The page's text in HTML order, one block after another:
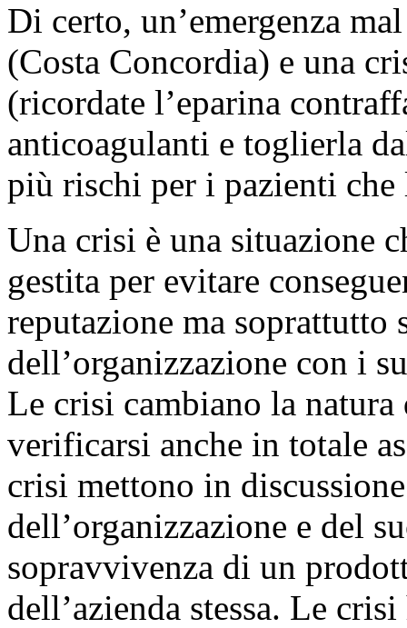
Di certo, un’emergenza
(Costa Concordia) e una
(ricordate l’eparina
anticoagulanti e toglierla
più rischi per i pazienti
Una crisi è una situazione
gestita per evitare
reputazione ma soprattutto
dell’organizzazione con i
Le crisi cambiano la
verificarsi anche in totale
crisi mettono in
dell’organizzazione e del
sopravvivenza di un
dell’azienda stessa. Le